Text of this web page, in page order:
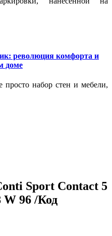
революция комфорта и
доме
набор стен и мебели,
Sport Contact 5
W 96 /Код